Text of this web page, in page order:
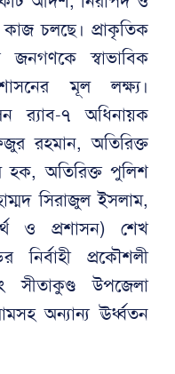
চলছে। প্রাকৃতিক
জনগণকে স্বাভাবিক
মূল লক্ষ্য।
র‍্যাব-৭ অধিনায়ক
রহমান, অতিরিক্ত
হক, অতিরিক্ত পুলিশ
সিরাজুল ইসলাম,
ও প্রশাসন) শেখ
নির্বাহী প্রকৌশলী
সীতাকুণ্ড উপজেলা
অন্যান্য ঊর্ধ্বতন